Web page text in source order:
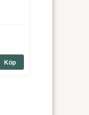
Köp